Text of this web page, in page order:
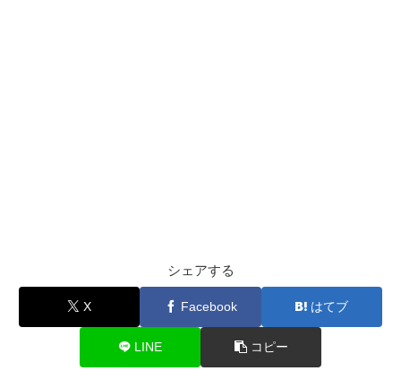
シェアする
X Facebook はてブ
LINE コピー